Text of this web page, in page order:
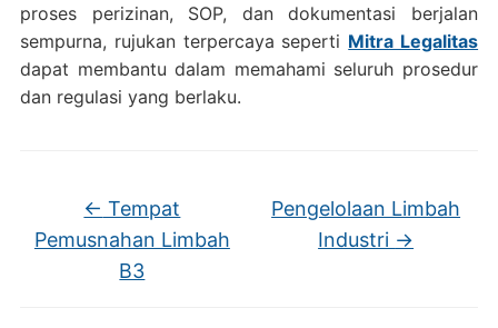
proses perizinan, SOP, dan dokumentasi berjalan
sempurna, rujukan terpercaya seperti Mitra Legalitas
dapat membantu dalam memahami seluruh prosedur
dan regulasi yang berlaku.
← Tempat
Pemusnahan Limbah
B3
Pengelolaan Limbah
Industri →